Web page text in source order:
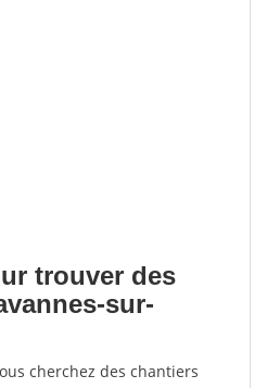
trouver des
sur-
cherchez des chantiers